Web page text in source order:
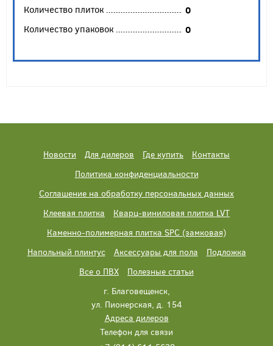
Количество плиток
0
Количество упаковок
0
Новости Для дилеров Где купить
Контакты
Политика конфиденциальности
Соглашение на обработку персональных данных
Клеевая плитка
Кварц-виниловая плитка LVT
Каменно-полимерная плитка SPC (замковая)
Напольный плинтус
Аксессуары для пола
Подложка
Все о ПВХ
Полезные статьи
г. Благовещенск,
ул. Пионерская, д. 154
Адреса дилеров
Телефон для связи